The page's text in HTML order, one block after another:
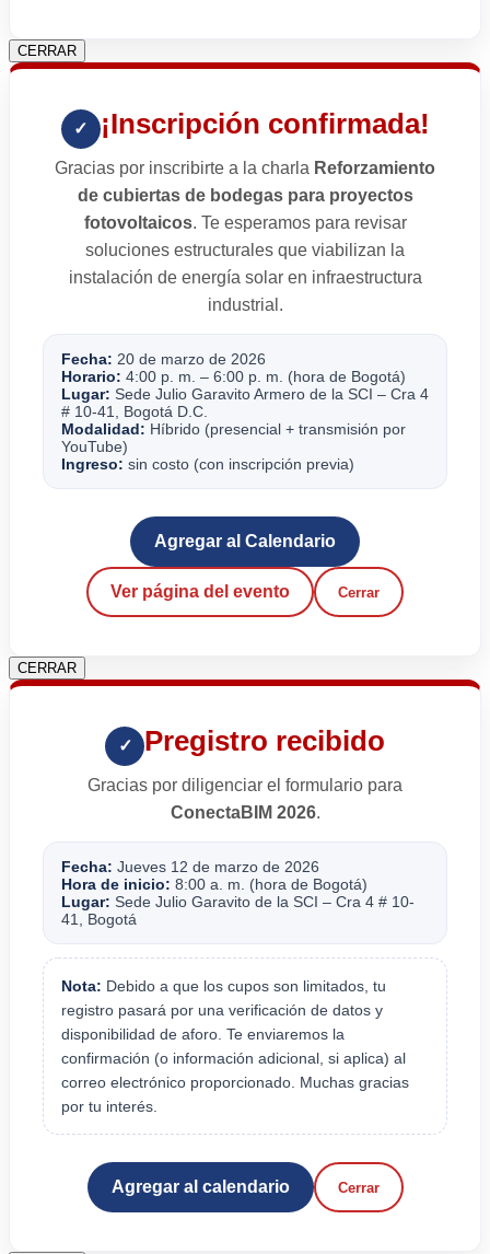
CERRAR
✓ ¡Inscripción confirmada!
Gracias por inscribirte a la charla Reforzamiento
de cubiertas de bodegas para proyectos
fotovoltaicos. Te esperamos para revisar
soluciones estructurales que viabilizan la
instalación de energía solar en infraestructura
industrial.
Fecha: 20 de marzo de 2026
Horario: 4:00 p. m. – 6:00 p. m. (hora de Bogotá)
Lugar: Sede Julio Garavito Armero de la SCI – Cra 4
# 10-41, Bogotá D.C.
Modalidad: Híbrido (presencial + transmisión por
YouTube)
Ingreso: sin costo (con inscripción previa)
Agregar al Calendario
Ver página del evento Cerrar
CERRAR
✓ Pregistro recibido
Gracias por diligenciar el formulario para
ConectaBIM 2026.
Fecha: Jueves 12 de marzo de 2026
Hora de inicio: 8:00 a. m. (hora de Bogotá)
Lugar: Sede Julio Garavito de la SCI – Cra 4 # 10-
41, Bogotá
Nota: Debido a que los cupos son limitados, tu
registro pasará por una verificación de datos y
disponibilidad de aforo. Te enviaremos la
confirmación (o información adicional, si aplica) al
correo electrónico proporcionado. Muchas gracias
por tu interés.
Agregar al calendario Cerrar